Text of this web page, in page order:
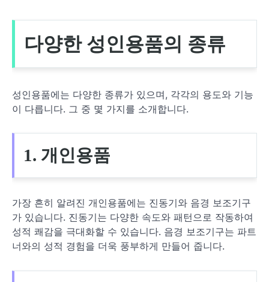
다양한 성인용품의 종류
성인용품에는 다양한 종류가 있으며, 각각의 용도와 기능
이 다릅니다. 그 중 몇 가지를 소개합니다.
1. 개인용품
가장 흔히 알려진 개인용품에는 진동기와 음경 보조기구
가 있습니다. 진동기는 다양한 속도와 패턴으로 작동하여
성적 쾌감을 극대화할 수 있습니다. 음경 보조기구는 파트
너와의 성적 경험을 더욱 풍부하게 만들어 줍니다.